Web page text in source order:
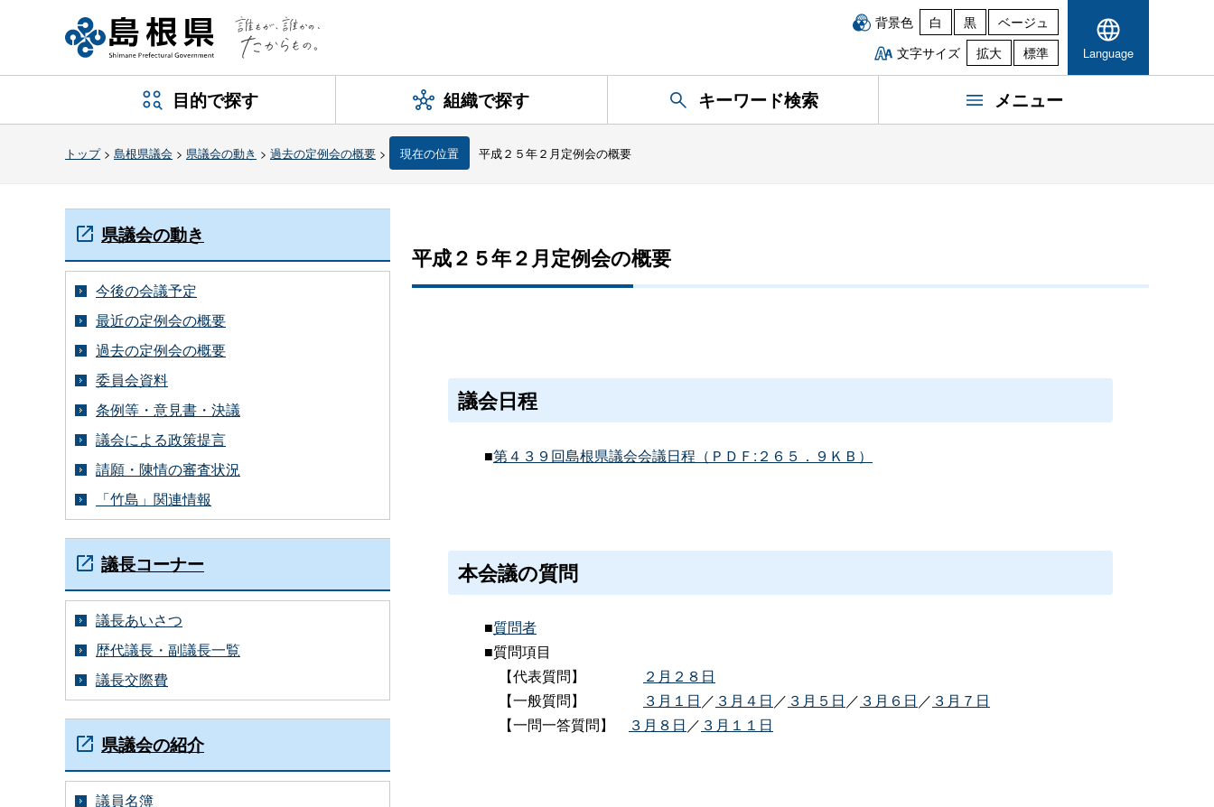
背景色 白 黒
ベージュ
文字サイズ
拡大 標準 Language
目的で探す 組織で探す キーワード検索 メニュー
トップ> 島根県議会 > 県議会の動き > 過去の定例会の概要 > 現在の位置 平成２５年２月定例会の概要
平成２５年２月定例会の概要
議会日程
■第４３９回島根県議会会議日程（ＰＤＦ:２６５．９ＫＢ）
本会議の質問
■質問者
■質問項目
【代表質問】
２月２８日
【一般質問】
３月１日 ／ ３月４日 ／ ３月５日 ／ ３月６日 ／ ３月７日
【一問一答質問】
３月８日 ／ ３月１１日
県議会の動き
今後の会議予定
最近の定例会の概要
過去の定例会の概要
委員会資料
条例等・意見書・決議
議会による政策提言
請願・陳情の審査状況
「竹島」関連情報
議長コーナー
議長あいさつ
歴代議長・副議長一覧
議長交際費
県議会の紹介
議員名簿